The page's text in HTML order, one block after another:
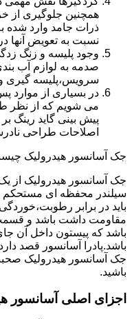
همچنین جلوگیری
ذرات جامد وارد شده به
نسبت به تعویض آنها
وجود پلیسه و زنگ
صدمه به لوازم آب
سرویس،پلیسه گیری
در بسیاری از موارد
می شویم که از نظر
پیش بینی گاید رینگ
اصلاحات طراحی
جک آسانسور هیدرولیک
جک آسانسور هیدرولیک از
سیلندر محفظه ای
باید در برابر
مقاومت داشت باشد و
باشد که پیستون داخل آن
باشد.پادرا آسانسور قصد
جک آسانسور هیدرولیک صحبت
باشید.
اجزای اصلی آسانسور